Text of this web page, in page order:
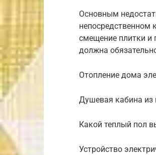
Основным
непосредственном
смещение плитки и
должна
Отопление дома
Душевая кабина из
Какой теплый пол
Устройство